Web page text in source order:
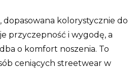
dopasowana kolorystycznie do
przyczepność i wygodę, a
o komfort noszenia. To
ceniących streetwear w